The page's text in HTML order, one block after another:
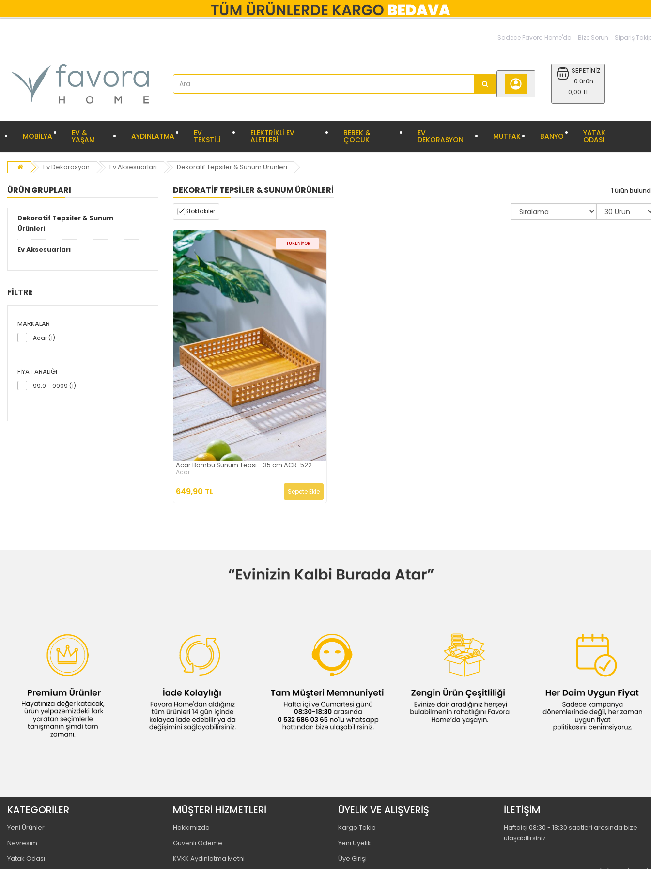
Sadece Favora Home'da Bize Sorun Sipariş
SEPETİNİZ
0 ürün -
0,00 TL
MOBİLYA EV &
YAŞAM AYDINLATMA EV
TEKSTİLİ
ELEKTRİKLİ EV
ALETLERİ
BEBEK &
ÇOCUK
EV
DEKORASYON MUTFAK BANYO YATAK
ODASI
Ev Dekorasyon Ev Aksesuarları Dekoratif Tepsiler & Sunum Ürünleri
ÜRÜN GRUPLARI
Dekoratif Tepsiler & Sunum
Ürünleri
Ev Aksesuarları
FİLTRE
MARKALAR
Acar (1)
FIYAT ARALIĞI
99.9 - 9999 (1)
DEKORATIF TEPSILER & SUNUM ÜRÜNLERI 1 ürün
Stoktakiler
TÜKENIYOR
Acar Bambu Sunum Tepsi - 35 cm ACR-522
Acar
649,90 TL Sepete Ekle
KATEGORİLER
Yeni Ürünler
Nevresim
Yatak Odası
MÜŞTERİ HİZMETLERİ
Hakkımızda
Güvenli Ödeme
KVKK Aydınlatma Metni
ÜYELİK VE ALIŞVERİŞ
Kargo Takip
Yeni Üyelik
Üye Girişi
İLETİŞİM
Haftaiçi 08:30 - 18:30 saatleri arasında bize
ulaşabilirsiniz.